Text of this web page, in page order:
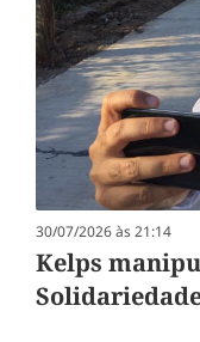
30/07/2026 às 21:14
Kelps